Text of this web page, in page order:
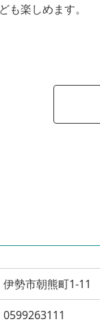
も楽しめます。
伊勢市朝熊町1-11
0599263111